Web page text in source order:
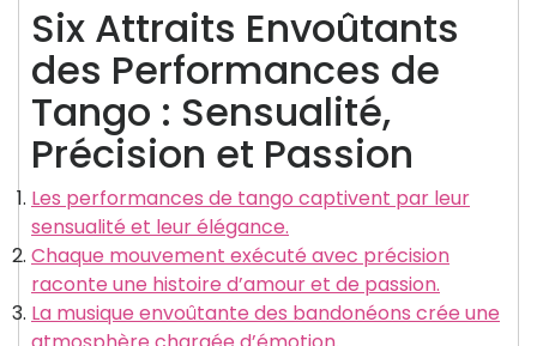
Six Attraits Envoûtants
des Performances de
Tango : Sensualité,
Précision et Passion
Les performances de tango captivent par leur
sensualité et leur élégance.
Chaque mouvement exécuté avec précision
raconte une histoire d’amour et de passion.
La musique envoûtante des bandonéons crée une